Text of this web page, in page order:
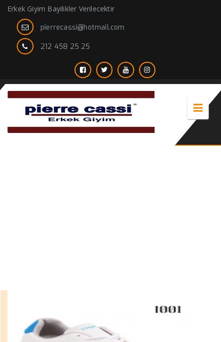
Erkek Giyim Bayilikler Verilecektir
pierrecassi@hotmail.com
212 458 25 25